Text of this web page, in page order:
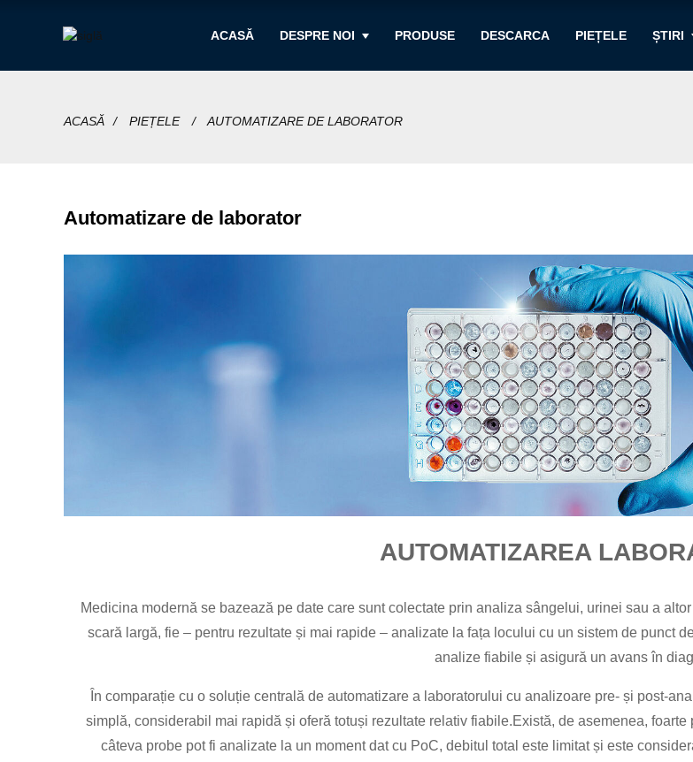
ACASĂ DESPRE NOI PRODUSE DESCARCA PIEȚELE ȘTIRI
ACASĂ PIEȚELE AUTOMATIZARE DE LABORATOR
Automatizare de laborator
AUTOMATIZAREA
Medicina modernă se bazează pe date care sunt colectate prin analiza sângelui, urinei sau a
scară largă, fie – pentru rezultate și mai rapide – analizate la fața locului cu un sistem de punct
analize fiabile și asigură un avans în
În comparație cu o soluție centrală de automatizare a laboratorului cu analizoare pre- și post-
simplă, considerabil mai rapidă și oferă totuși rezultate relativ fiabile.Există, de asemenea,
câteva probe pot fi analizate la un moment dat cu PoC, debitul total este limitat și este